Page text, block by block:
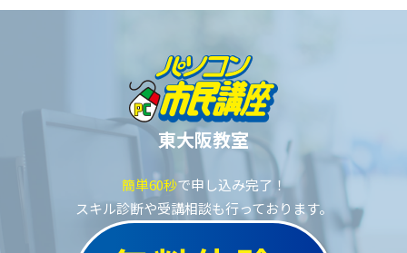
東大阪教室
簡単60秒で申し込み完了！
スキル診断や受講相談も行っております。